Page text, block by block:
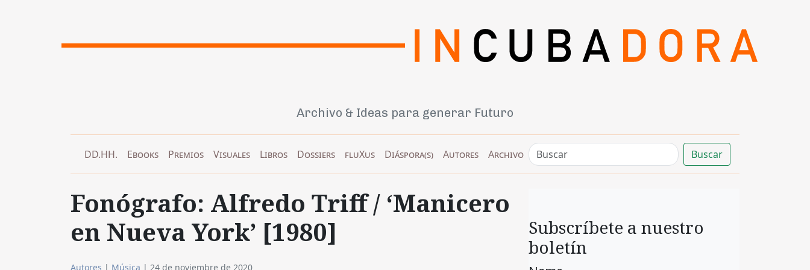
Archivo & Ideas para generar Futuro
DD.HH. Ebooks Premios Visuales Libros Dossiers fluXus Diáspora(s) Autores Archivo Buscar
Fonógrafo: Alfredo Triff / ‘Manicero
en Nueva York’ [1980]
Autores | Música | 24 de noviembre de 2020
Subscríbete a nuestro
boletín